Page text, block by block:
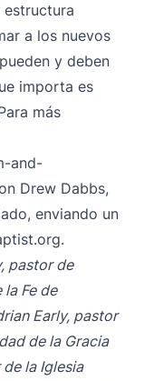
estructura
a los nuevos
y deben
importa es
más
and-
Drew Dabbs,
enviando un
.
pastor de
Fe de
Early, pastor
de la Gracia
la Iglesia